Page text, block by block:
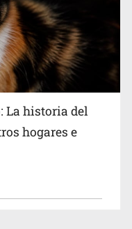
La historia del
hogares e